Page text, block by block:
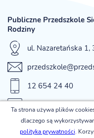
Publiczne Przedszkole
Rodziny
ul. Nazaretańska
12 654 24 40
fax 12 654 42 12
© Publiczne Przedszkole
Rodziny
Ta strona używa plików
dlaczego są
polityka prywatności.